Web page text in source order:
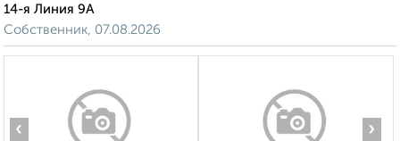
14-я Линия 9А
Собственник, 07.08.2026
‹ ›